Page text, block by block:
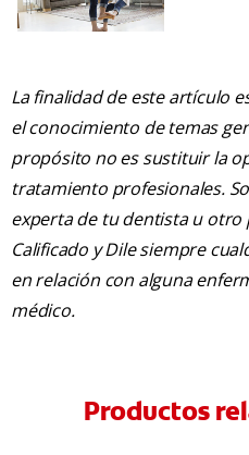
La finalidad de este artículo
el conocimiento de temas
propósito no es sustituir la
tratamiento profesionales.
experta de tu dentista u otro
Calificado y Dile siempre
en relación con alguna
médico.
Productos